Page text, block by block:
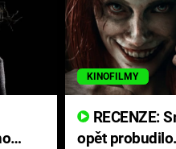
KINOFILMY
opět